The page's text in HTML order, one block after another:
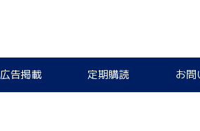
広告掲載 定期購読 お問